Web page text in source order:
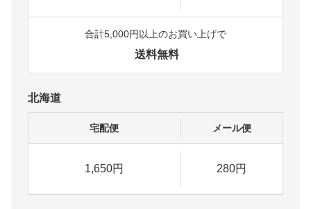
合計5,000円以上のお買い上げで
送料無料
北海道
宅配便 メール便
1,650円 280円